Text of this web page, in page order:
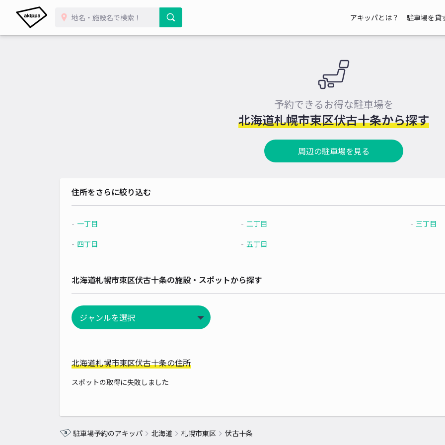
アキッパとは？ 駐車場を貸
予約できるお得な駐車場を
北海道札幌市東区伏古十条から探す
周辺の駐車場を見る
住所をさらに絞り込む
一丁目 二丁目 三丁目
四丁目 五丁目
北海道札幌市東区伏古十条の施設・スポットから探す
北海道札幌市東区伏古十条の住所
スポットの取得に失敗しました
駐車場予約のアキッパ 北海道 札幌市東区 伏古十条